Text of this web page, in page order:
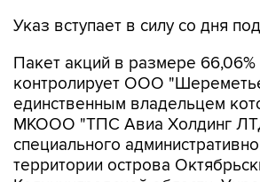
Указ вступает в силу со дня
Пакет акций в размере
контролирует ООО
единственным владельцем
МКООО "ТПС Авиа Холдинг
специального
территории острова